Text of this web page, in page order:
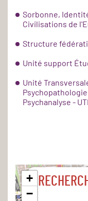
Sorbonne,
Civilisations de
Structure
Unité support
Unité
Psychanalyse -
+
−